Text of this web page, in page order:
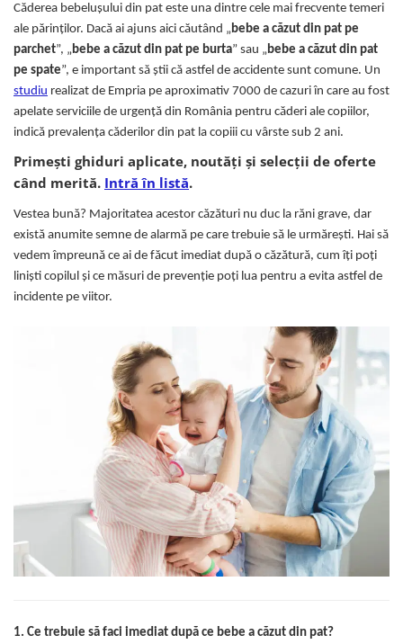
Căderea bebelușului din pat este una dintre cele mai frecvente temeri
ale părinților. Dacă ai ajuns aici căutând „bebe a căzut din pat pe
parchet”, „bebe a căzut din pat pe burta” sau „bebe a căzut din pat
pe spate”, e important să știi că astfel de accidente sunt comune. Un
studiu realizat de Empria pe aproximativ 7000 de cazuri în care au fost
apelate serviciile de urgență din România pentru căderi ale copiilor,
indică prevalența căderilor din pat la copiii cu vârste sub 2 ani.
Primești ghiduri aplicate, noutăți și selecții de oferte
când merită. Intră în listă.
Vestea bună? Majoritatea acestor căzături nu duc la răni grave, dar
există anumite semne de alarmă pe care trebuie să le urmărești. Hai să
vedem împreună ce ai de făcut imediat după o căzătură, cum îți poți
liniști copilul și ce măsuri de prevenție poți lua pentru a evita astfel de
incidente pe viitor.
1. Ce trebuie să faci imediat după ce bebe a căzut din pat?